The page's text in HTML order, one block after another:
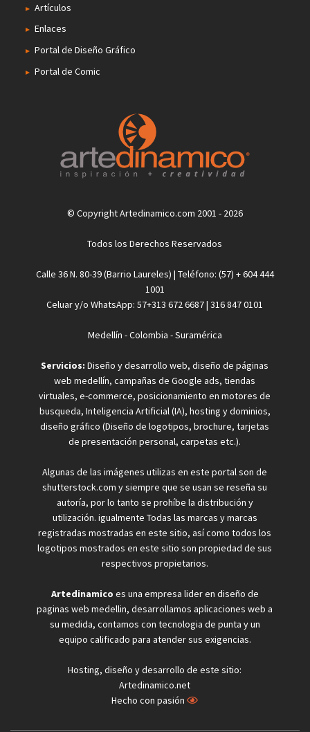
Artículos
Enlaces
Portal de Diseño Gráfico
Portal de Comic
© Copyright Artedinamico.com 2001 - 2026
Todos los Derechos Reservados
Calle 36 N. 80-39 (Barrio Laureles) | Teléfono: (57) + 604 444
1001
Celuar y/o WhatsApp: 57+313 672 6687 | 316 847 0101
Medellín - Colombia - Suramérica
Servicios:Diseño y desarrollo web, diseño de páginas
web medellín, campañas de Google ads, tiendas
virtuales, e-commerce, posicionamiento en motores de
busqueda, Inteligencia Artificial (IA), hosting y dominios,
diseño gráfico (Diseño de logotipos, brochure, tarjetas
de presentación personal, carpetas etc.).
Algunas de las imágenes utilizas en este portal son de
shutterstock.com y siempre que se usan se reseña su
autoría, por lo tanto se prohíbe la distribución y
utilización. igualmente Todas las marcas y marcas
registradas mostradas en este sitio, así como todos los
logotipos mostrados en este sitio son propiedad de sus
respectivos propietarios.
Artedinamico es una empresa lider en diseño de
paginas web medellin, desarrollamos aplicaciones web a
su medida, contamos con tecnologia de punta y un
equipo calificado para atender sus exigencias.
Hosting, diseño y desarrollo de este sitio:
Artedinamico.net
Hecho con pasión